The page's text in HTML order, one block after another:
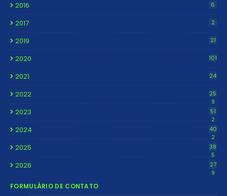
2016 6
2017 2
2019 21
2020 101
2021 24
2022
25
9
2023
51
2
2024
40
2
2025
39
5
2026
27
9
FORMULÁRIO DE CONTATO